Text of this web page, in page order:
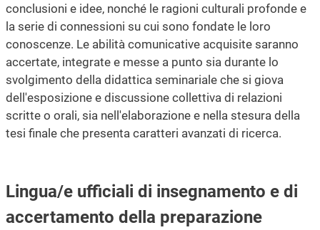
conclusioni e idee, nonché le ragioni culturali profonde e
la serie di connessioni su cui sono fondate le loro
conoscenze. Le abilità comunicative acquisite saranno
accertate, integrate e messe a punto sia durante lo
svolgimento della didattica seminariale che si giova
dell'esposizione e discussione collettiva di relazioni
scritte o orali, sia nell'elaborazione e nella stesura della
tesi finale che presenta caratteri avanzati di ricerca.
Lingua/e ufficiali di insegnamento e di
accertamento della preparazione